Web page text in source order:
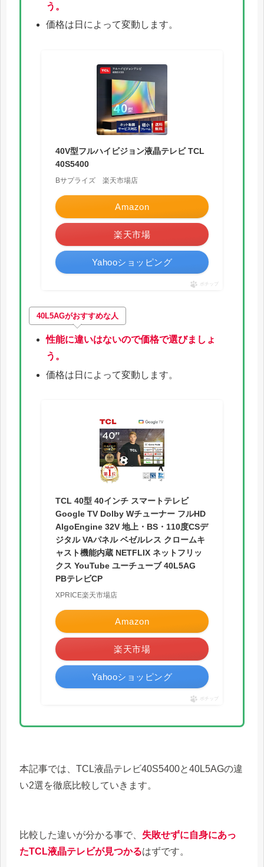
う。
価格は日によって変動します。
40V型フルハイビジョン液晶テレビ TCL
40S5400
Bサプライズ 楽天市場店
Amazon
楽天市場
Yahooショッピング
ポチップ
40L5AGがおすすめな人
性能に違いはないので価格で選びましょ
う。
価格は日によって変動します。
TCL 40型 40インチ スマートテレビ
Google TV Dolby Wチューナー フルHD
AlgoEngine 32V 地上・BS・110度CSデ
ジタル VAパネル ベゼルレス クロームキ
ャスト機能内蔵 NETFLIX ネットフリッ
クス YouTube ユーチューブ 40L5AG
PBテレビCP
XPRICE楽天市場店
Amazon
楽天市場
Yahooショッピング
ポチップ
本記事では、TCL液晶テレビ40S5400と40L5AGの違
い2選を徹底比較していきます。
比較した違いが分かる事で、 失敗せずに自身にあっ
たTCL液晶テレビが見つかるはずです。